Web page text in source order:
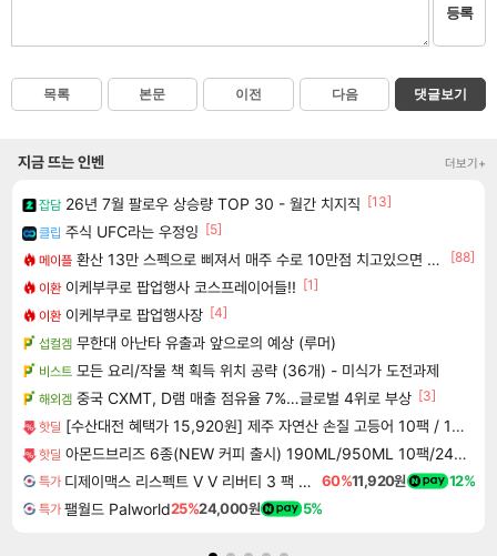
등록
목록 본문 이전 다음 댓글보기
지금 뜨는 인벤 더보기+
잡담 26년 7월 팔로우 상승량 TOP 30 - 월간 치지직 [13]
클립 주식 UFC라는 우정잉 [5]
메이플 환산 13만 스펙으로 삐져서 매주 수로 10만점 치고있으면 ㅋㅋ
[88]
이환 이케부쿠로 팝업행사 코스프레이어들!! [1]
이환 이케부쿠로 팝업행사장 [4]
섭컬겜 무한대 아난타 유출과 앞으로의 예상 (루머)
비스트 모든 요리/작물 책 획득 위치 공략 (36개) - 미식가 도전과제
해외겜 중국 CXMT, D램 매출 점유율 7%…글로벌 4위로 부상 [3]
핫딜 [수산대전 혜택가 15,920원] 제주 자연산 손질 고등어 10팩 / 1팩당 100-120g / 간편조리 반찬
핫딜 아몬드브리즈 6종(NEW 커피 출시) 190ML/950ML 10팩/24팩/48팩 중 택 1
특가 디제이맥스 리스펙트 V V 리버티 3 팩 DJMAX RESPECT V V Liberty 3 Pack DLC 60%11,920원 12%
특가 팰월드 Palworld25%24,000원 5%